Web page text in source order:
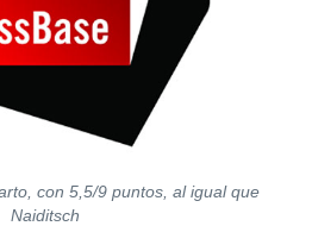
con 5,5/9 puntos, al igual que
Naiditsch